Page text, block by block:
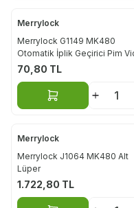
Merrylock
Merrylock G1149 MK480
Otomatik İplik Geçirici Pim
70,80 TL
Sepete Ekle
Merrylock
Merrylock J1064 MK480 Alt
Lüper
1.722,80 TL